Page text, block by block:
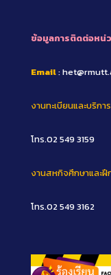
ข้อมูลการติดต่อหน่
Email:
งานทะเบียนและบริก
โทร.02 549 3159
งานสหกิจศึกษาและฝึ
โทร.02 549 3162